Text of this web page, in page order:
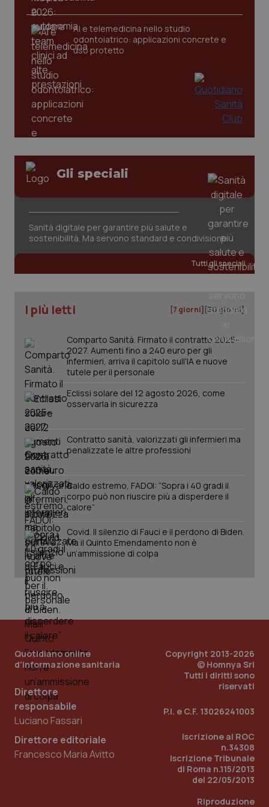
AI e telemedicina nello studio
odontoiatrico: applicazioni concrete e
uso protetto
Gli speciali
Sanità digitale per garantire più salute e
sostenibilità. Ma servono standard e condivisione
Tutti gli speciali
I più letti [7 giorni] [30 giorni]
Comparto Sanità. Firmato il contratto 2025-
2027. Aumenti fino a 240 euro per gli
infermieri, arriva il capitolo sull'IA e nuove
tutele per il personale
Eclissi solare del 12 agosto 2026, come
osservarla in sicurezza
Contratto sanità, valorizzati gli infermieri ma
penalizzate le altre professioni
Caldo estremo, FADOI: “Sopra i 40 gradi il
corpo può non riuscire più a disperdere il
calore”
Covid. Il silenzio di Fauci e il perdono di Biden.
Ma il Quinto Emendamento non è
un’ammissione di colpa
Quotidiano online
d'informazione sanitaria
Direttore
responsabile
Luciano Fassari
Direttore editoriale
Francesco Maria Avitto
Copyright 2013-2026
© Homnya Srl
Tutti i diritti sono
riservati
P.I. e C.F. 13026241003
Iscrizione al ROC
n.34308
Iscrizione Tribunale
di Roma n.115/2013
del 22/05/2013
Riproduzione
www.quotidianosanita.it
tracking-enable
tracking-sites-ironfish-
session-id
_ga
Google LLC
.quotidianosanita.it
PHPSESSID
PHP.net
www.quotidianosanita.it